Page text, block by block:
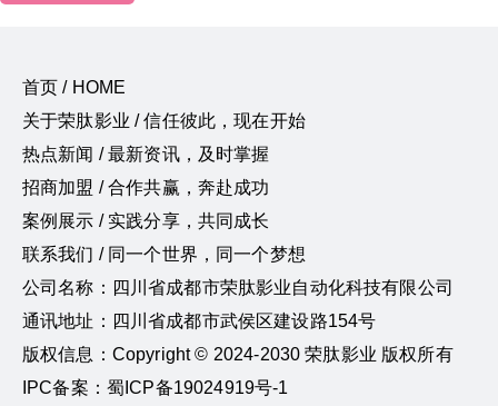
首页 / HOME
关于荣肽影业 / 信任彼此，现在开始
热点新闻 / 最新资讯，及时掌握
招商加盟 / 合作共赢，奔赴成功
案例展示 / 实践分享，共同成长
联系我们 / 同一个世界，同一个梦想
公司名称：四川省成都市荣肽影业自动化科技有限公司
通讯地址：四川省成都市武侯区建设路154号
版权信息：Copyright © 2024-2030 荣肽影业 版权所有
IPC备案：蜀ICP备19024919号-1